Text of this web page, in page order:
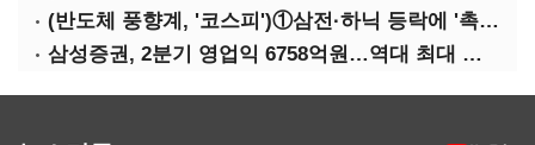
(반도체 풍향계, '코스피')①삼전·하닉 등락에 '촉각'…코스피·나스닥 '한 몸'
삼성증권, 2분기 영업익 6758억원…역대 최대 경신